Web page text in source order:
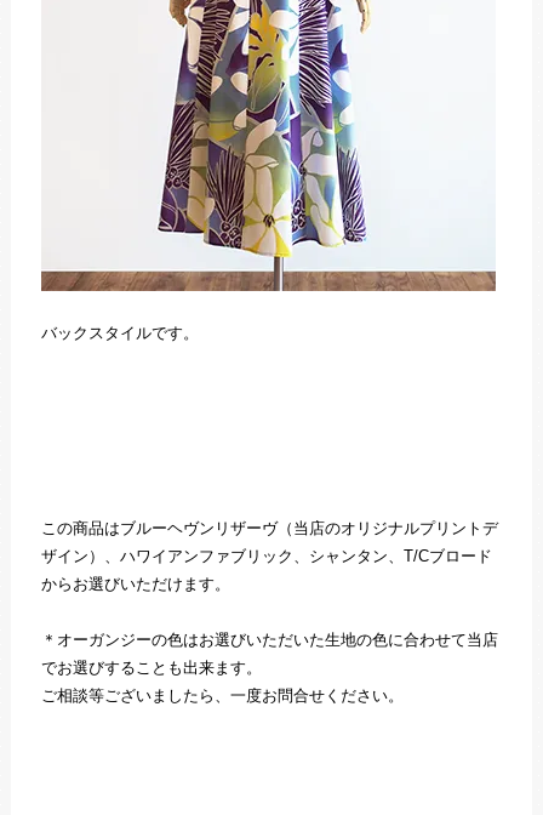
バックスタイルです。
この商品はブルーヘヴンリザーヴ（当店のオリジナルプリントデ
ザイン）、ハワイアンファブリック、シャンタン、T/Cブロード
からお選びいただけます。
＊オーガンジーの色はお選びいただいた生地の色に合わせて当店
でお選びすることも出来ます。
ご相談等ございましたら、一度お問合せください。